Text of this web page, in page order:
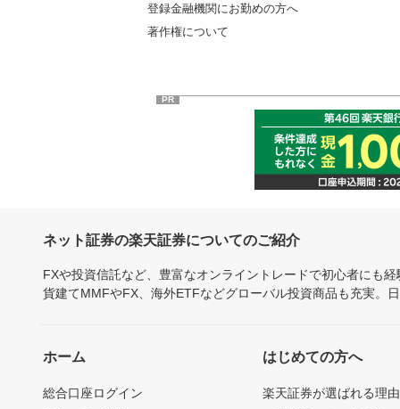
登録金融機関にお勤めの方へ
著作権について
PR
ネット証券の楽天証券についてのご紹介
FXや投資信託など、豊富なオンライントレードで初心者にも
貨建てMMFやFX、海外ETFなどグローバル投資商品も充実。
ホーム
総合口座ログイン
はじめての方へ
楽天証券が選ばれる理由